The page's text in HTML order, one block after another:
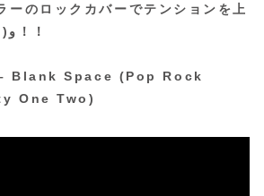
ーのロックカバーでテンションを上
げましょう٩( ‘ω’ )و！！
Blank Space (Pop Rock
One Two)